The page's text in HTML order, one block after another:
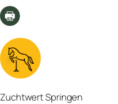
Zuchtwert Springen